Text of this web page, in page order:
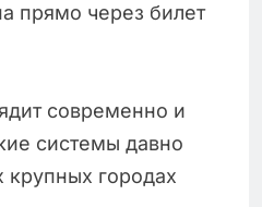
прямо через билет
современно и
системы давно
крупных городах